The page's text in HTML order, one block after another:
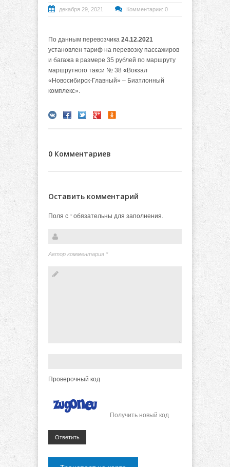
декабря 29, 2021 Комментарии: 0
По данным перевозчика 24.12.2021
установлен тариф на перевозку пассажиров
и багажа в размере 35 рублей по маршруту
маршрутного такси № 38 « Вокзал
«Новосибирск-Главный» – Биатлонный
комплекс».
0 Комментариев
Оставить комментарий
Поля с *обязательны для заполнения.
Автор комментария *
Проверочный код
Получить новый код
Ответить